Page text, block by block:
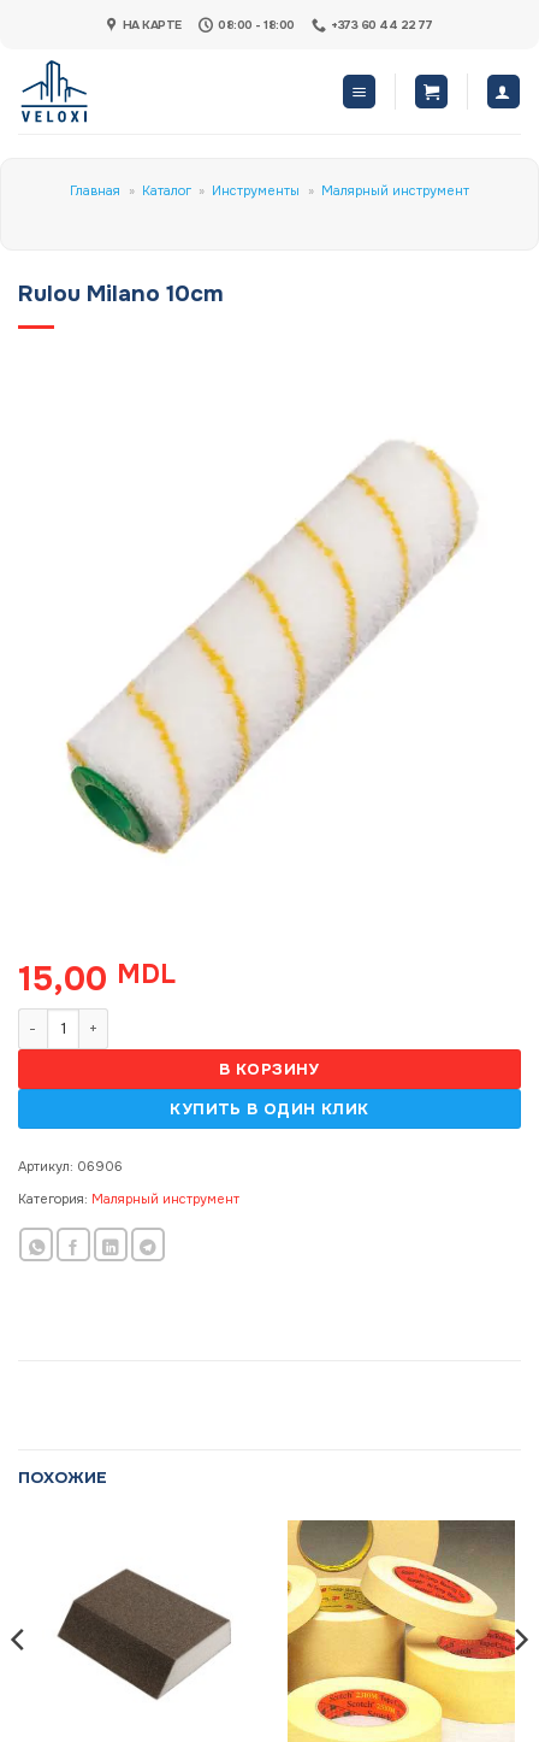
content
НА КАРТЕ 08:00 - 18:00 +373 60 44 22 77
Главная » Каталог » Инструменты » Малярный инструмент
Rulou Milano 10cm
15,00 MDL
В КОРЗИНУ
Артикул: 06906
Категория: Малярный инструмент
ПОХОЖИЕ